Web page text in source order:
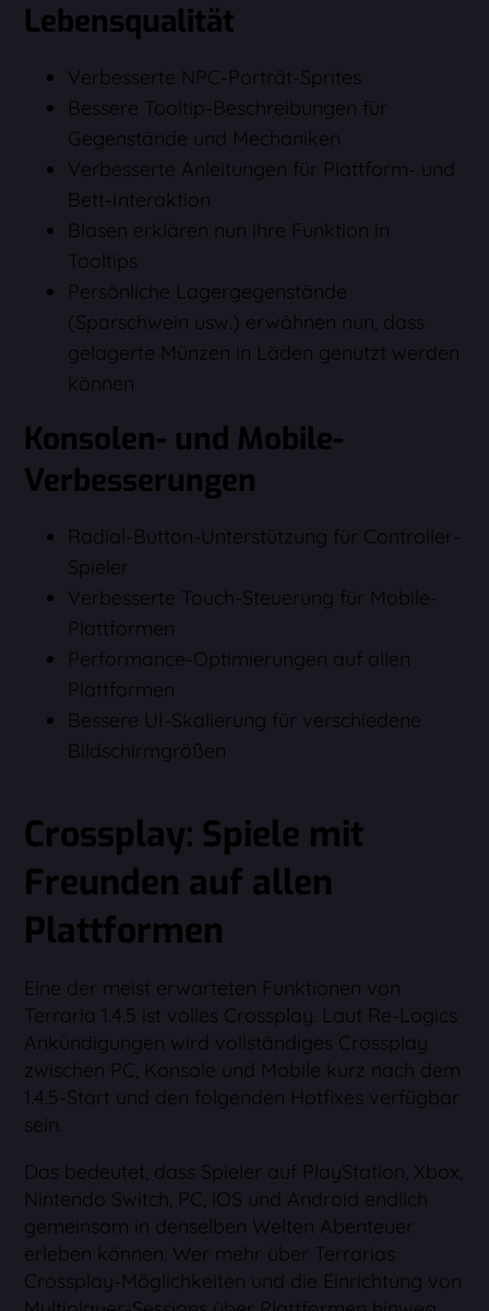
Lebensqualität
Verbesserte NPC-Porträt-Sprites
Bessere Tooltip-Beschreibungen für
Gegenstände und Mechaniken
Verbesserte Anleitungen für Plattform- und
Bett-Interaktion
Blasen erklären nun ihre Funktion in
Tooltips
Persönliche Lagergegenstände
(Sparschwein usw.) erwähnen nun, dass
gelagerte Münzen in Läden genutzt werden
können
Konsolen- und Mobile-
Verbesserungen
Radial-Button-Unterstützung für Controller-
Spieler
Verbesserte Touch-Steuerung für Mobile-
Plattformen
Performance-Optimierungen auf allen
Plattformen
Bessere UI-Skalierung für verschiedene
Bildschirmgrößen
Crossplay: Spiele mit
Freunden auf allen
Plattformen
Eine der meist erwarteten Funktionen von
Terraria 1.4.5 ist volles Crossplay. Laut Re-Logics
Ankündigungen wird vollständiges Crossplay
zwischen PC, Konsole und Mobile kurz nach dem
1.4.5-Start und den folgenden Hotfixes verfügbar
sein.
Das bedeutet, dass Spieler auf PlayStation, Xbox,
Nintendo Switch, PC, iOS und Android endlich
gemeinsam in denselben Welten Abenteuer
erleben können. Wer mehr über Terrarias
Crossplay-Möglichkeiten und die Einrichtung von